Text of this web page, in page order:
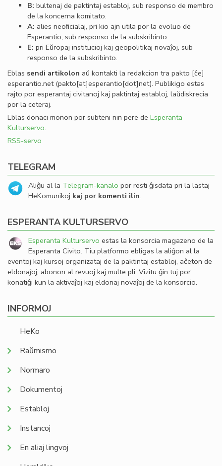
B: bultenaj de paktintaj establoj, sub responso de membro
de la koncerna komitato.
A: alies neoﬁcialaj, pri kio ajn utila por la evoluo de
Esperantio, sub responso de la subskribinto.
E: pri Eŭropaj institucioj kaj geopolitikaj novaĵoj, sub
responso de la subskribinto.
Eblas sendi artikolon aŭ kontakti la redakcion tra pakto [ĉe]
esperantio.net(pakto[at]esperantio[dot]net). Publikigo estas
rajto por esperantaj civitanoj kaj paktintaj establoj, laŭdiskrecia
por la ceteraj.
Eblas donaci monon por subteni nin pere de Esperanta
Kulturservo.
RSS-servo
TELEGRAM
Aliĝu al la Telegram-kanalo por resti ĝisdata pri la lastaj
HeKomunikoj kaj por komenti ilin.
ESPERANTA KULTURSERVO
Esperanta Kulturservo estas la konsorcia magazeno de la
Esperanta Civito. Tiu platformo ebligas la aliĝon al la
eventoj kaj kursoj organizataj de la paktintaj establoj, aĉeton de
eldonaĵoj, abonon al revuoj kaj multe pli. Vizitu ĝin tuj por
konatiĝi kun la aktivaĵoj kaj eldonaj novaĵoj de la konsorcio.
INFORMOJ
HeKo
Raŭmismo
Normaro
Dokumentoj
Establoj
Instancoj
En aliaj lingvoj